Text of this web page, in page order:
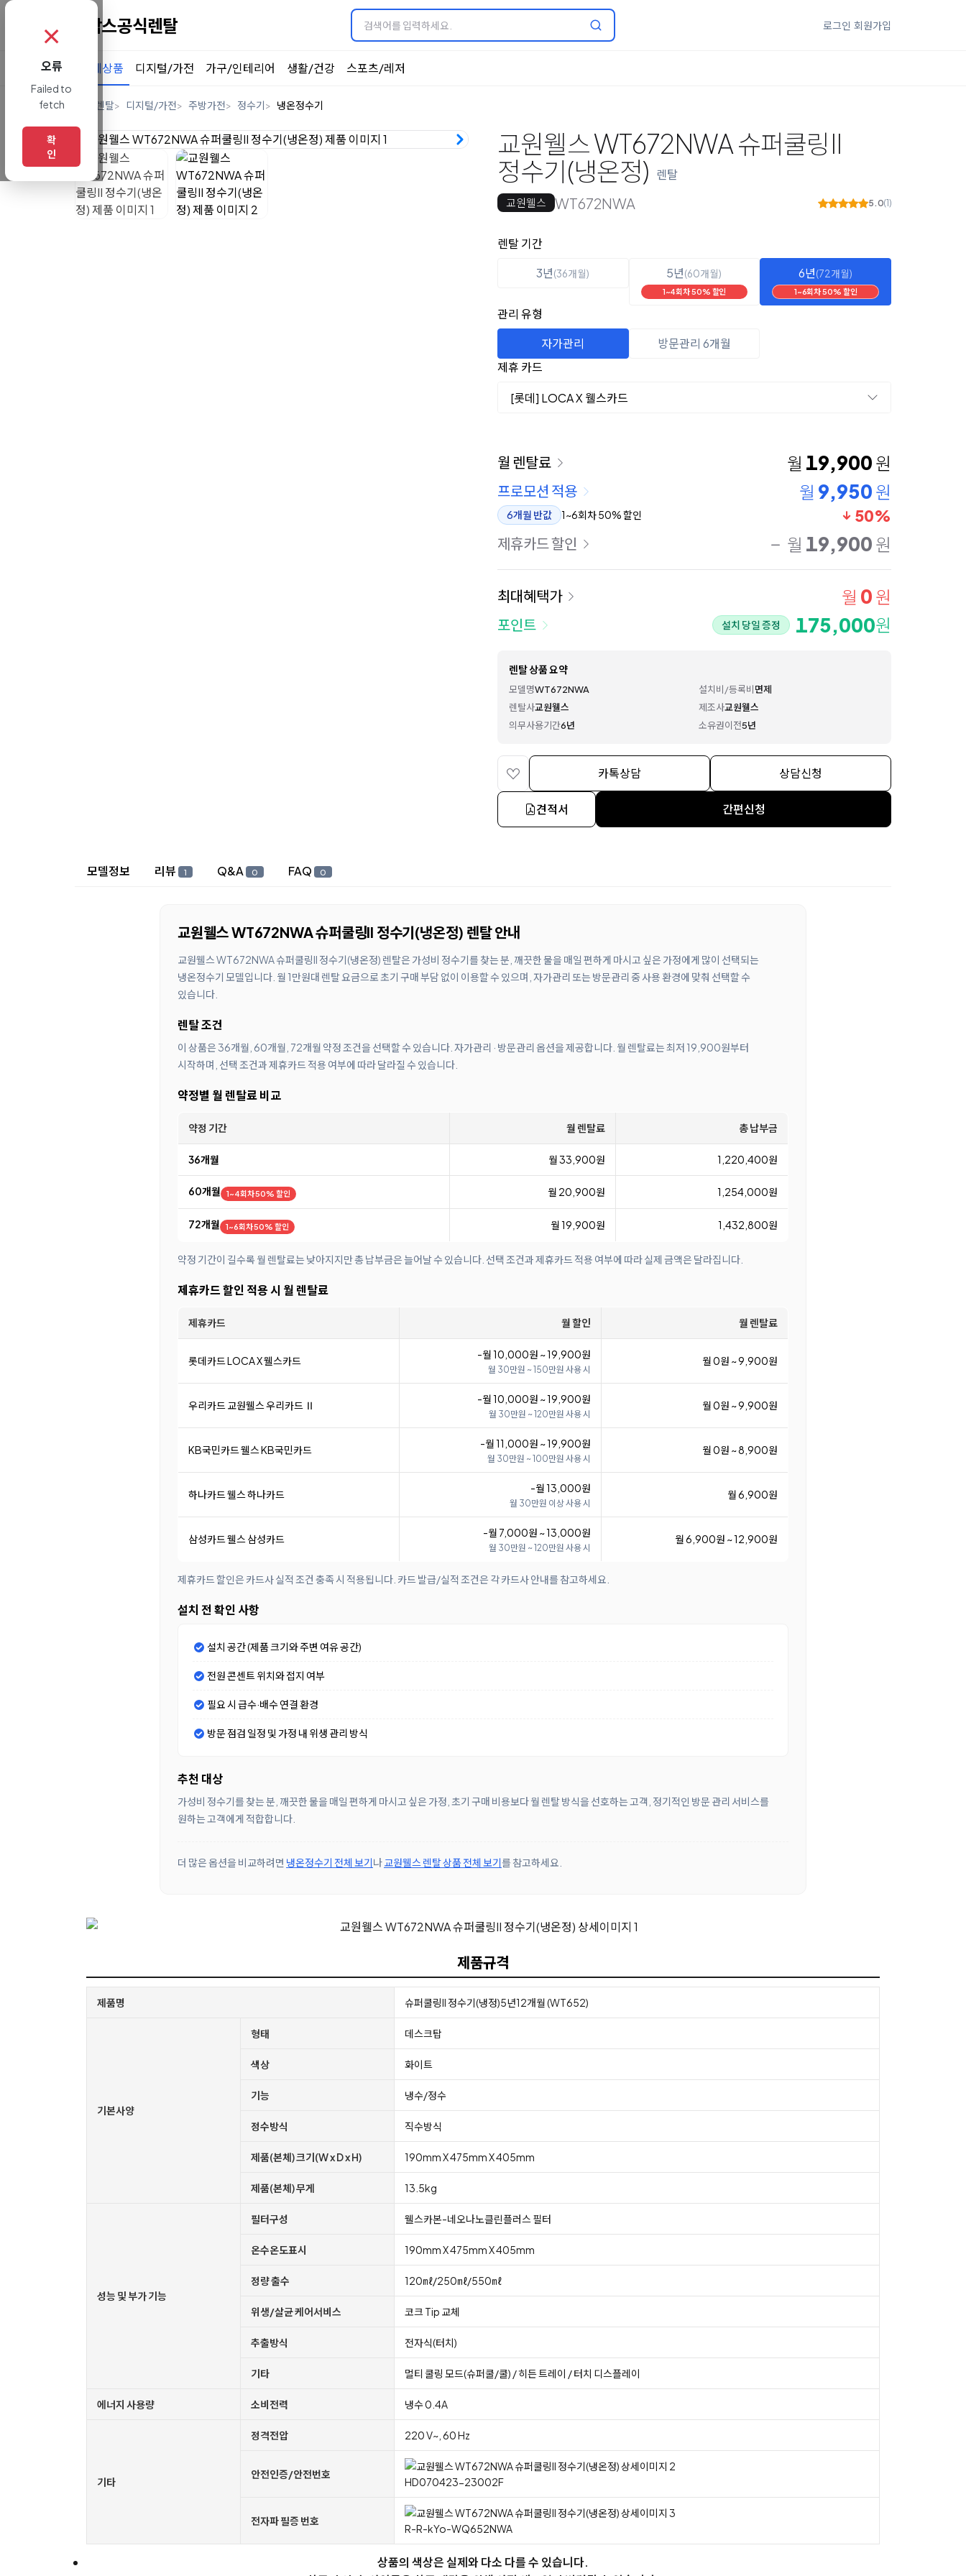
로그인 회원가입
전체상품 디지털/가전 가구/인테리어 생활/건강 스포츠/레저
렌탈 디지털/가전 주방가전 정수기 냉온정수기
교원웰스 WT672NWA 슈퍼쿨링II
정수기(냉온정) 렌탈
교원웰스 WT672NWA 5.0(1)
옵션 선택
렌탈 선택
렌탈 기간
3년(36개월) 5년(60개월)
1~4회차 50% 할인
6년(72개월)
1~6회차 50% 할인
관리 유형
자가관리
방문관리 6개월
제휴 카드
[롯데] LOCA X 웰스카드
이용 요금
월 렌탈료 월 19,900 원
프로모션 적용 월 9,950 원
6개월 반값 1~6회차 50% 할인 50%
제휴카드 할인 월 19,900 원
최대혜택가 월 0 원
포인트 설치 당일 증정 175,000원
렌탈 상품 요약
모델명WT672NWA 설치비/등록비면제
렌탈사교원웰스 제조사교원웰스
의무사용기간6년 소유권이전5년
카톡상담 상담신청
견적서 간편신청
상세 정보
모델정보 리뷰 1 Q&A 0 FAQ 0
교원웰스 WT672NWA 슈퍼쿨링II 정수기(냉온정) 렌탈 안내
교원웰스 WT672NWA 슈퍼쿨링II 정수기(냉온정) 렌탈은 가성비 정수기를 찾는 분, 깨끗한 물을 매일 편하게 마시고 싶은 가정에게 많이 선택되는
냉온정수기 모델입니다. 월 1만원대 렌탈 요금으로 초기 구매 부담 없이 이용할 수 있으며, 자가관리 또는 방문관리 중 사용 환경에 맞춰 선택할 수
있습니다.
렌탈 조건
이 상품은 36개월, 60개월, 72개월 약정 조건을 선택할 수 있습니다. 자가관리 · 방문관리 옵션을 제공합니다. 월 렌탈료는 최저 19,900원부터
시작하며, 선택 조건과 제휴카드 적용 여부에 따라 달라질 수 있습니다.
약정별 월 렌탈료 비교
약정 기간 월 렌탈료 총 납부금
36개월 월 33,900원 1,220,400원
60개월 1~4회차 50% 할인 월 20,900원 1,254,000원
72개월 1~6회차 50% 할인 월 19,900원 1,432,800원
약정 기간이 길수록 월 렌탈료는 낮아지지만 총 납부금은 늘어날 수 있습니다. 선택 조건과 제휴카드 적용 여부에 따라 실제 금액은 달라집니다.
제휴카드 할인 적용 시 월 렌탈료
제휴카드 월 할인 월 렌탈료
롯데카드 LOCA X 웰스카드 -월 10,000원 ~ 19,900원
월 30만원 ~ 150만원 사용 시
월 0원 ~ 9,900원
우리카드 교원웰스 우리카드 Ⅱ -월 10,000원 ~ 19,900원
월 30만원 ~ 120만원 사용 시
월 0원 ~ 9,900원
KB국민카드 웰스 KB국민카드 -월 11,000원 ~ 19,900원
월 30만원 ~ 100만원 사용 시
월 0원 ~ 8,900원
하나카드 웰스 하나카드 -월 13,000원
월 30만원 이상 사용 시
월 6,900원
삼성카드 웰스 삼성카드 -월 7,000원 ~ 13,000원
월 30만원 ~ 120만원 사용 시
월 6,900원 ~ 12,900원
제휴카드 할인은 카드사 실적 조건 충족 시 적용됩니다. 카드 발급/실적 조건은 각 카드사 안내를 참고하세요.
설치 전 확인 사항
설치 공간 (제품 크기와 주변 여유 공간)
전원 콘센트 위치와 접지 여부
필요 시 급수·배수 연결 환경
방문 점검 일정 및 가정 내 위생 관리 방식
추천 대상
가성비 정수기를 찾는 분, 깨끗한 물을 매일 편하게 마시고 싶은 가정, 초기 구매 비용보다 월 렌탈 방식을 선호하는 고객, 정기적인 방문 관리 서비스를
원하는 고객에게 적합합니다.
더 많은 옵션을 비교하려면 냉온정수기 전체 보기나교원웰스 렌탈 상품 전체 보기를 참고하세요.
제품규격
제품명 슈퍼쿨링II 정수기(냉정)5년12개월 (WT652)
기본사양
형태 데스크탑
색상 화이트
기능 냉수/정수
정수방식 직수방식
제품(본체) 크기(W x D x H) 190mm X 475mm X 405mm
제품(본체) 무게 13.5kg
성능 및 부가 기능
필터구성 웰스카본-네오나노클린플러스 필터
온수온도표시 190mm X 475mm X 405mm
정량 출수 120㎖/250㎖/550㎖
위생/살균 케어서비스 코크 Tip 교체
추출방식 전자식(터치)
기타 멀티 쿨링 모드(슈퍼쿨/쿨) / 히든 트레이 / 터치 디스플레이
에너지 사용량 소비전력 냉수 0.4A
기타
정격전압 220 V~, 60 Hz
안전인증/안전번호
HD070423-23002F
전자파 필증 번호
R-R-kYo-WQ652NWA
상품의 색상은 실제와 다소 다를 수 있습니다.
✗
오류
Failed to
fetch
확
인